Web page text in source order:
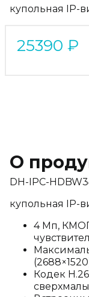
купольная IP-
25390 ₽
О
DH-IPC-
купольная IP-
4 Мп,
Кодек